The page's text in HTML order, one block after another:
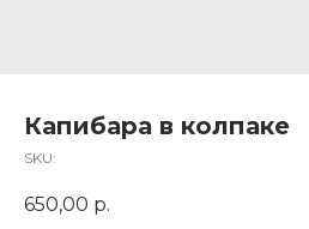
Капибара в колпаке
SKU:
650,00 р.